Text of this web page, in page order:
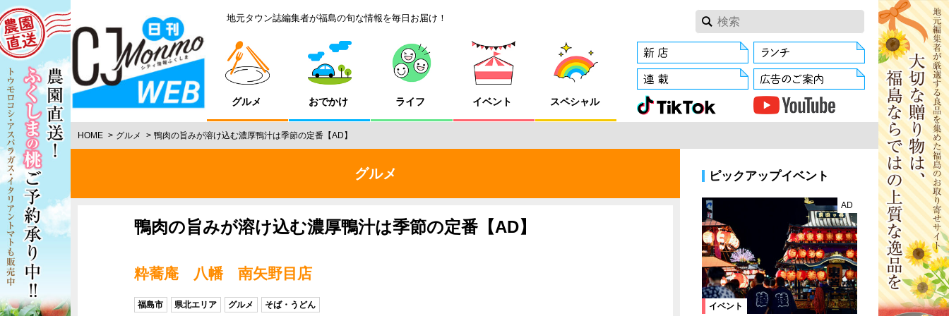
地元タウン誌編集者が福島の旬な情報を毎日お届け！
グルメ おでかけ ライフ イベント スペシャル
HOME グルメ 鴨肉の旨みが溶け込む濃厚鴨汁は季節の定番【AD】
グルメ
鴨肉の旨みが溶け込む濃厚鴨汁は季節の定番【AD】
粋蕎庵 八幡 南矢野目店
福島市 県北エリア グルメ そば・うどん
ピックアップイベント
イベント
AD